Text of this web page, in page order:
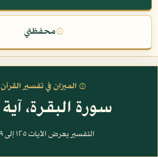
۞محفظتي
۞ الميزان في تفسير القرآن
سورة البقرة، آية ١٢٥
التفسير يعرض الآيات ١٢٥ إلى ١٢٩